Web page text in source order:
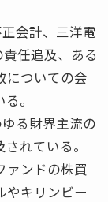
会計、三洋電
任追及、ある
についての会
。
る財界主流の
れている。
ァンドの株買
やキリンビー